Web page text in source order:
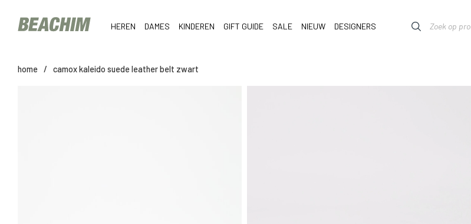
HEREN DAMES KINDEREN GIFT GUIDE SALE NIEUW DESIGNERS
home / camox kaleido suede leather belt zwart